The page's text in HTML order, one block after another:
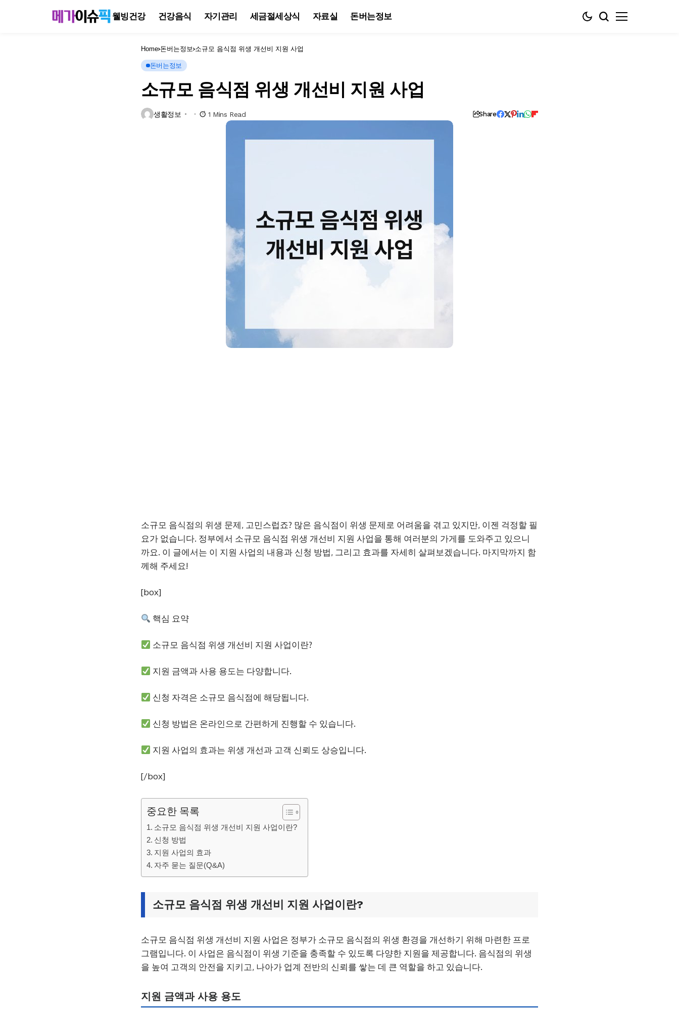
웰빙건강 건강음식 자기관리 세금절세상식 자료실 돈버는정보
Home 돈버는정보 소규모 음식점 위생 개선비 지원 사업
돈버는정보
소규모 음식점 위생 개선비 지원 사업
생활정보 1 Mins Read Share
소규모 음식점의 위생 문제, 고민스럽죠? 많은 음식점이 위생 문제로 어려움을 겪고 있지만, 이젠 걱정할 필
요가 없습니다. 정부에서 소규모 음식점 위생 개선비 지원 사업을 통해 여러분의 가게를 도와주고 있으니
까요. 이 글에서는 이 지원 사업의 내용과 신청 방법, 그리고 효과를 자세히 살펴보겠습니다. 마지막까지 함
께해 주세요!
[box]
핵심 요약
소규모 음식점 위생 개선비 지원 사업이란?
지원 금액과 사용 용도는 다양합니다.
신청 자격은 소규모 음식점에 해당됩니다.
신청 방법은 온라인으로 간편하게 진행할 수 있습니다.
지원 사업의 효과는 위생 개선과 고객 신뢰도 상승입니다.
[/box]
중요한 목록
소규모 음식점 위생 개선비 지원 사업이란?
신청 방법
지원 사업의 효과
자주 묻는 질문(Q&A)
소규모 음식점 위생 개선비 지원 사업이란?
소규모 음식점 위생 개선비 지원 사업은 정부가 소규모 음식점의 위생 환경을 개선하기 위해 마련한 프로
그램입니다. 이 사업은 음식점이 위생 기준을 충족할 수 있도록 다양한 지원을 제공합니다. 음식점의 위생
을 높여 고객의 안전을 지키고, 나아가 업계 전반의 신뢰를 쌓는 데 큰 역할을 하고 있습니다.
지원 금액과 사용 용도